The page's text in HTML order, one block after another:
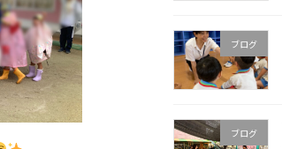
ブログ
ブログ